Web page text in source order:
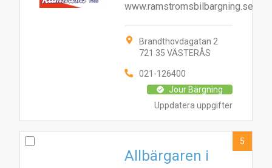
Uppdatera uppgifter
www.ramstromsbilbargning.se
Brandthovdagatan 2
721 35 VÄSTERÅS
021-126400
Jour Bärgning
Allbärgaren i
5